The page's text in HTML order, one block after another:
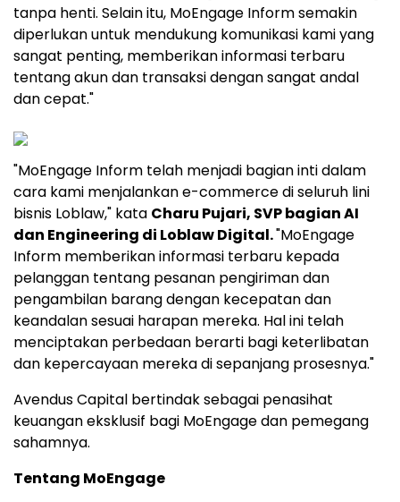
tanpa henti. Selain itu, MoEngage Inform semakin
diperlukan untuk mendukung komunikasi kami yang
sangat penting, memberikan informasi terbaru
tentang akun dan transaksi dengan sangat andal
dan cepat."
"MoEngage Inform telah menjadi bagian inti dalam
cara kami menjalankan e-commerce di seluruh lini
bisnis Loblaw," kata Charu Pujari, SVP bagian AI
dan Engineering di Loblaw Digital."MoEngage
Inform memberikan informasi terbaru kepada
pelanggan tentang pesanan pengiriman dan
pengambilan barang dengan kecepatan dan
keandalan sesuai harapan mereka. Hal ini telah
menciptakan perbedaan berarti bagi keterlibatan
dan kepercayaan mereka di sepanjang prosesnya."
Avendus Capital bertindak sebagai penasihat
keuangan eksklusif bagi MoEngage dan pemegang
sahamnya.
Tentang MoEngage